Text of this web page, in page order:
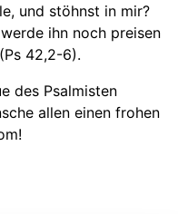
und stöhnst in mir?
ihn noch preisen
42,2-6).
des Psalmisten
allen einen frohen